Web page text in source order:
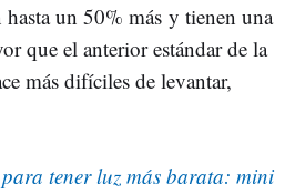
un 50% más y tienen una
que el anterior estándar de la
más difíciles de levantar,
tener luz más barata: mini